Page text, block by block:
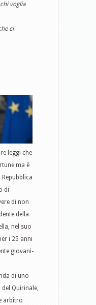
voglia
ci
leggi che
ma è
di
di non
della
nel suo
i 25 anni
giovani-
di uno
Quirinale,
arbitro